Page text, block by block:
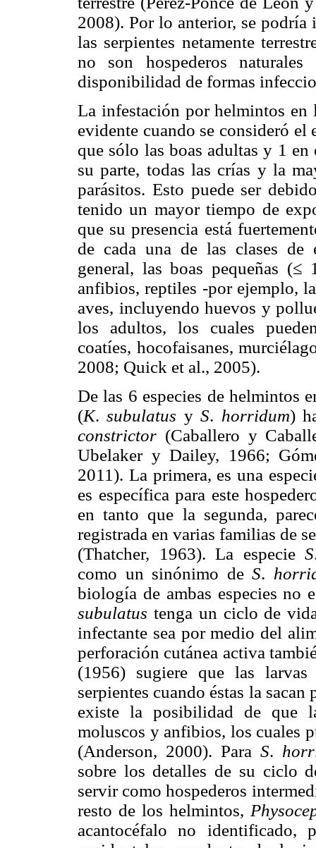
2008). Por lo anterior, se podría
las serpientes netamente
no son hospederos
disponibilidad de formas
La infestación por helmintos en
evidente cuando se consideró el
que sólo las boas adultas y 1
su parte, todas las crías y la
parásitos. Esto puede ser
tenido un mayor tiempo de
que su presencia está
de cada una de las clases de
general, las boas pequeñas (≤
anfibios, reptiles -por ejemplo,
aves, incluyendo huevos y
los adultos, los cuales
coatíes, hocofaisanes,
2008; Quick et al., 2005).
De las 6 especies de helmintos
(K.subulatus yS. horridum)
constrictor (Caballero y
Ubelaker y Dailey, 1966;
2011). La primera, es una
es específica para este
en tanto que la segunda,
registrada en varias familias de
(Thatcher, 1963). La especie S
como un sinónimo deS.
biología de ambas especies no
subulatus tenga un ciclo de
infectante sea por medio del
perforación cutánea activa
(1956) sugiere que las
serpientes cuando éstas la
existe la posibilidad de que
moluscos y anfibios, los cuales
(Anderson, 2000). Para S.
sobre los detalles de su ciclo
servir como hospederos
resto de los helmintos,
acantocéfalo no identificado,